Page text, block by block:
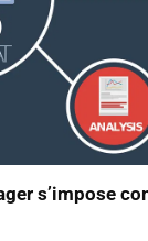
s’impose